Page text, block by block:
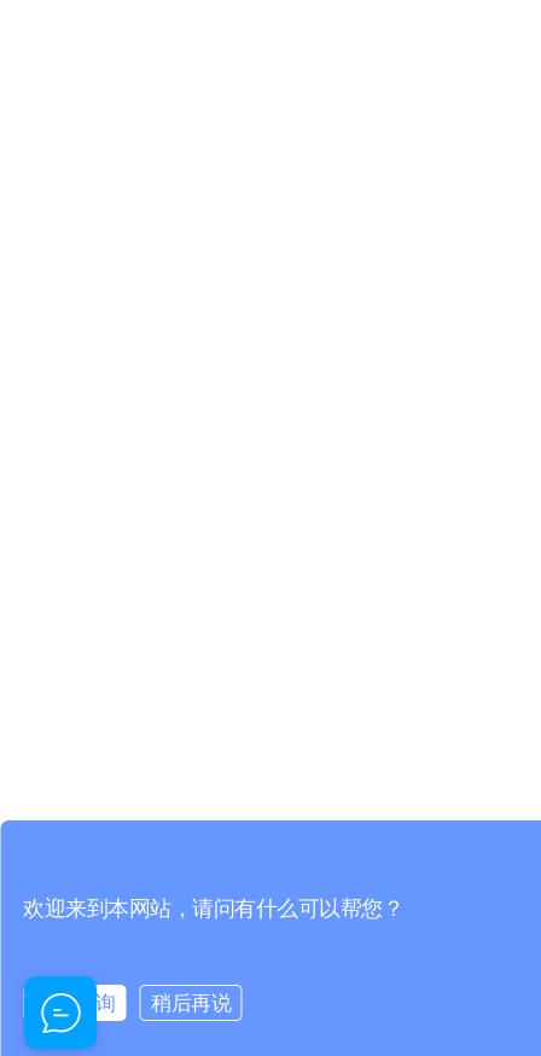
欢迎来到本网站，请问有什么可以帮您？
现在咨询 稍后再说